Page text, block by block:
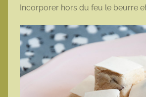
Incorporer hors du feu le beurre